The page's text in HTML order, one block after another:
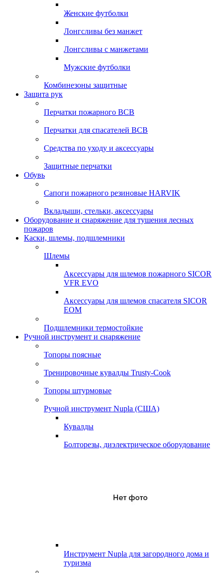
Женские футболки
Лонгсливы без манжет
Лонгсливы с манжетами
Мужские футболки
Комбинезоны защитные
Защита рук
Перчатки пожарного ВСВ
Перчатки для спасателей ВСВ
Средства по уходу и аксессуары
Защитные перчатки
Обувь
Сапоги пожарного резиновые HARVIK
Вкладыши, стельки, аксессуары
Оборудование и снаряжение для тушения лесных
пожаров
Каски, шлемы, подшлемники
Шлемы
Аксессуары для шлемов пожарного SICOR
VFR EVO
Аксессуары для шлемов спасателя SICOR
EOM
Подшлемники термостойкие
Ручной инструмент и снаряжение
Топоры поясные
Тренировочные кувалды Trusty-Cook
Топоры штурмовые
Ручной инструмент Nupla (США)
Кувалды
Болторезы, диэлектрическое оборудование
Инструмент Nupla для загородного дома и
туризма